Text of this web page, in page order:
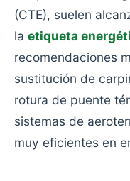
(CTE), suelen
la etiqueta
recomendaciones
sustitución de
rotura de puente
sistemas de
muy eficientes en